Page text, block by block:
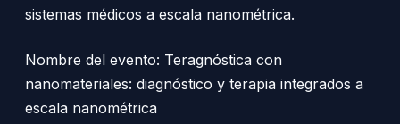
sistemas médicos a escala nanométrica.
Nombre del evento: Teragnóstica con
nanomateriales: diagnóstico y terapia integrados a
escala nanométrica